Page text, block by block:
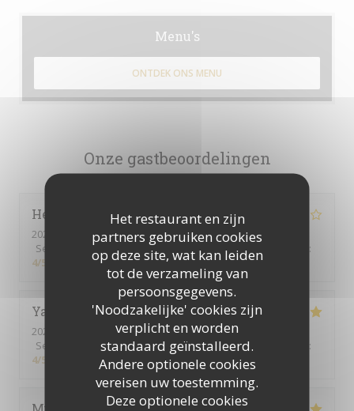
Het restaurant en zijn
partners gebruiken cookies
op deze site, wat kan leiden
tot de verzameling van
persoonsgegevens.
'Noodzakelijke' cookies zijn
verplicht en worden
standaard geïnstalleerd.
Andere optionele cookies
vereisen uw toestemming.
Deze optionele cookies
Onze gastbeoordelingen
Henriques
2026-07-30
- 12:00 - Gasten 8
Service
/5 Atmosfeer :3 Keuken /5 Kwaliteit / Prijs
:
4/5
Yannick L
2026-07-30
- 12:15 - Gasten 10
Service
Atmosfeer: 5/5 Keuken: 5/5 Kwaliteit / Prijs
:
4/5
Menu's
ONTDEK ONS MENU